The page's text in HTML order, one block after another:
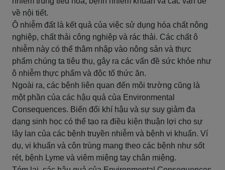
về nội tiết.
Ô nhiễm đất là kết quả của việc sử dụng hóa chất nông
nghiệp, chất thải công nghiệp và rác thải. Các chất ô
nhiễm này có thể thâm nhập vào nông sản và thực
phẩm chúng ta tiêu thụ, gây ra các vấn đề sức khỏe như
ô nhiễm thực phẩm và độc tố thức ăn.
Ngoài ra, các bệnh liên quan đến môi trường cũng là
một phần của các hậu quả của Environmental
Consequences. Biến đổi khí hậu và sự suy giảm đa
dạng sinh học có thể tạo ra điều kiện thuận lợi cho sự
lây lan của các bệnh truyền nhiễm và bệnh vi khuẩn. Ví
dụ, vi khuẩn và côn trùng mang theo các bệnh như sốt
rét, bệnh Lyme và viêm miệng tay chân miệng.